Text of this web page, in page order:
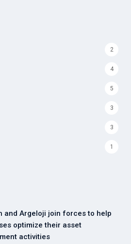
2
4
5
3
3
1
and Argeloji join forces to help
optimize their asset
activities